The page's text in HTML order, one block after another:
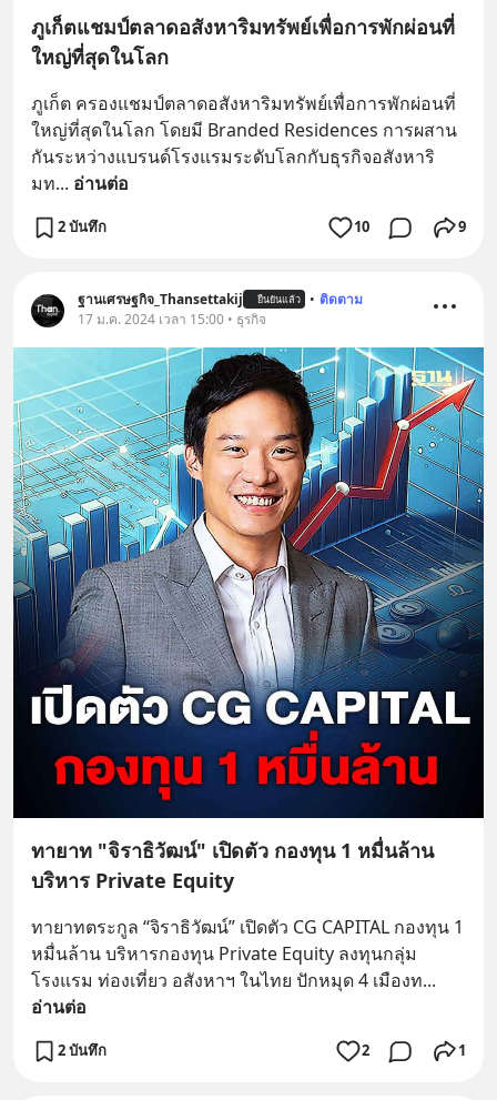
ภูเก็ตแชมป์ตลาดอสังหาริมทรัพย์เพื่อการพักผ่อนที่
ใหญ่ที่สุดในโลก
ภูเก็ต ครองแชมป์ตลาดอสังหาริมทรัพย์เพื่อการพักผ่อนที่
ใหญ่ที่สุดในโลก โดยมี Branded Residences การผสาน
กันระหว่างแบรนด์โรงแรมระดับโลกกับธุรกิจอสังหาริ
มท... อ่านต่อ
2 บันทึก 10 9
ฐานเศรษฐกิจ_Thansettakij ยืนยันแล้ว • ติดตาม
17 ม.ค. 2024 เวลา 15:00 • ธุรกิจ
ทายาท "จิราธิวัฒน์" เปิดตัว กองทุน 1 หมื่นล้าน
บริหาร Private Equity
ทายาทตระกูล “จิราธิวัฒน์” เปิดตัว CG CAPITAL กองทุน 1
หมื่นล้าน บริหารกองทุน Private Equity ลงทุนกลุ่ม
โรงแรม ท่องเที่ยว อสังหาฯ ในไทย ปักหมุด 4 เมืองท
อ่านต่อ
2 บันทึก 2 1